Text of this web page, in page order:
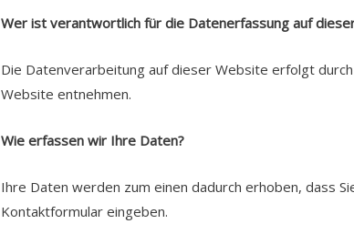
Wer ist verantwortlich für die Datenerfassung auf
Die Datenverarbeitung auf dieser Website erfolgt
Website entnehmen.
Wie erfassen wir Ihre Daten?
Ihre Daten werden zum einen dadurch erhoben, dass
Kontaktformular eingeben.